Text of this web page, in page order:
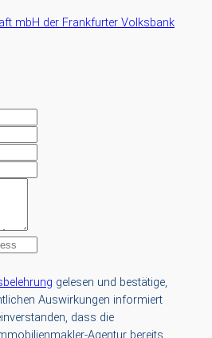
mbH der Frankfurter Volksbank
gelesen und bestätige,
Auswirkungen informiert
dass die
Agentur bereits